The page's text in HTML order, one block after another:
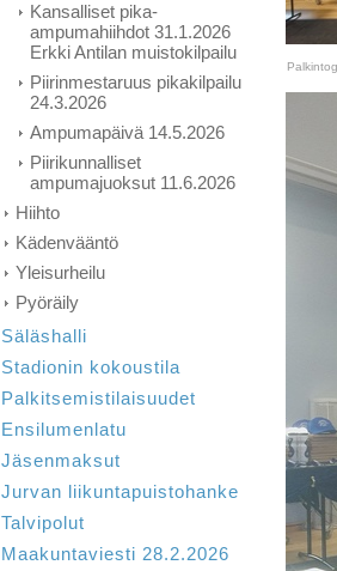
Kansalliset pika-
ampumahiihdot 31.1.2026
Erkki Antilan muistokilpailu
Piirinmestaruus pikakilpailu
24.3.2026
Ampumapäivä 14.5.2026
Piirikunnalliset
ampumajuoksut 11.6.2026
Hiihto
Kädenvääntö
Yleisurheilu
Pyöräily
Säläshalli
Stadionin kokoustila
Palkitsemistilaisuudet
Ensilumenlatu
Jäsenmaksut
Jurvan liikuntapuistohanke
Talvipolut
Maakuntaviesti 28.2.2026